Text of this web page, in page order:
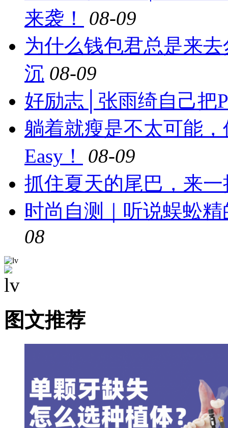
来袭！
08-09
为什么钱包君总是来
沉 08-09
好励志│张雨绮自己
躺着就瘦是不太可能
Easy！
08-09
抓住夏天的尾巴，来
时尚自测｜听说蜈蚣
08
图文推荐